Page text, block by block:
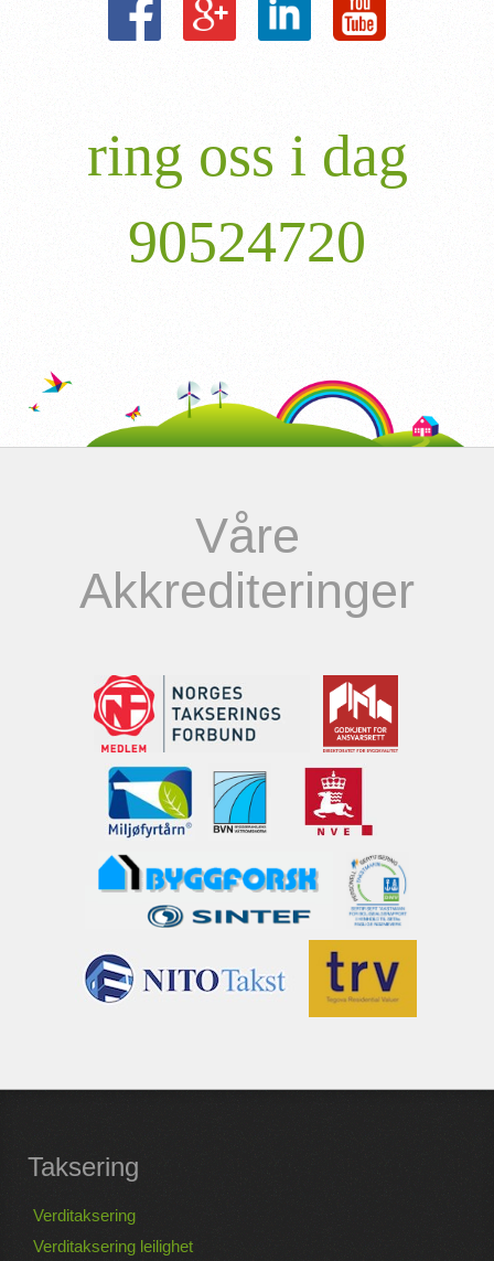
ring oss i dag
90524720
Våre
Akkrediteringer
Taksering
Verditaksering
Verditaksering leilighet